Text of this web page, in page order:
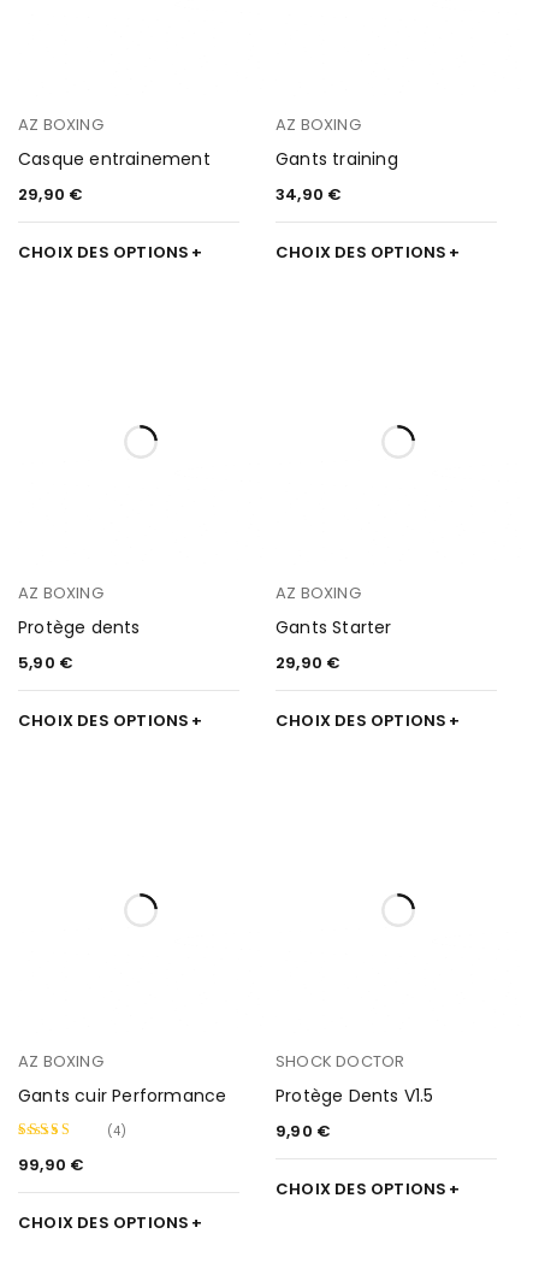
AZ BOXING
Casque entrainement
29,90 €
CHOIX DES OPTIONS
AZ BOXING
Gants training
34,90 €
CHOIX DES OPTIONS
AZ BOXING
Protège dents
5,90 €
CHOIX DES OPTIONS
AZ BOXING
Gants Starter
29,90 €
CHOIX DES OPTIONS
AZ BOXING
Gants cuir Performance
Note5.00
sur 5
(4)
99,90 €
CHOIX DES OPTIONS
SHOCK DOCTOR
Protège Dents V1.5
9,90 €
CHOIX DES OPTIONS